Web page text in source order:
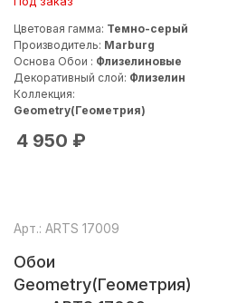
Цветовая гамма: Темно-серый
Производитель: Marburg
Основа Обои : Флизелиновые
Декоративный слой: Флизелин
Коллекция:
Geometry(Геометрия)
4 950 ₽
Обои
Geometry(Геометрия)
Арт.: ARTS 17009